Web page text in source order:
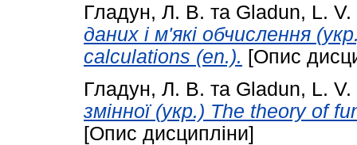
Гладун, Л. В. та Gladun, L. V.
даних і м'які обчислення
calculations (en.). [Опис
Гладун, Л. В. та Gladun, L. V.
змінної (укр.) The theory of
[Опис дисципліни]